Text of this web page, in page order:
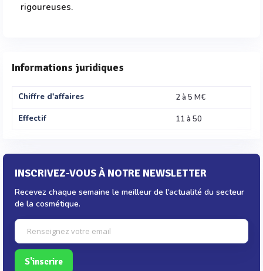
rigoureuses.
Informations juridiques
Chiffre d'affaires
2 à 5 M€
Effectif
11 à 50
INSCRIVEZ-VOUS À NOTRE NEWSLETTER
Recevez chaque semaine le meilleur de l'actualité du secteur
de la cosmétique.
S'inscrire